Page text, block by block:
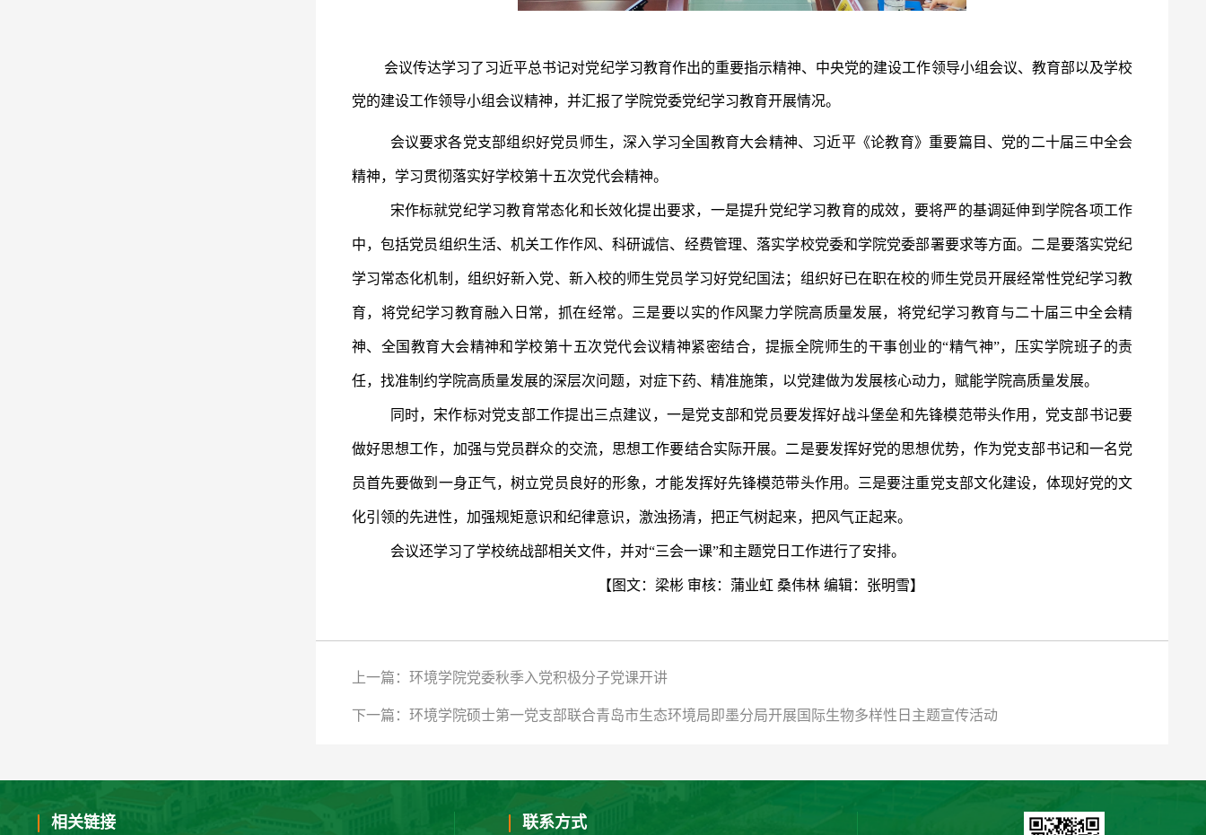
会议传达学习了习近平总书记对党纪学习教育作出的重要指示精神、中央党的建设工作领导小组会议、教育部以及学校
党的建设工作领导小组会议精神，并汇报了学院党委党纪学习教育开展情况。
会议要求各党支部组织好党员师生，深入学习全国教育大会精神、习近平《论教育》重要篇目、党的二十届三中全会
精神，学习贯彻落实好学校第十五次党代会精神。
宋作标就党纪学习教育常态化和长效化提出要求，一是提升党纪学习教育的成效，要将严的基调延伸到学院各项工作
中，包括党员组织生活、机关工作作风、科研诚信、经费管理、落实学校党委和学院党委部署要求等方面。二是要落实党纪
学习常态化机制，组织好新入党、新入校的师生党员学习好党纪国法；组织好已在职在校的师生党员开展经常性党纪学习教
育，将党纪学习教育融入日常，抓在经常。三是要以实的作风聚力学院高质量发展，将党纪学习教育与二十届三中全会精
神、全国教育大会精神和学校第十五次党代会议精神紧密结合，提振全院师生的干事创业的“精气神”，压实学院班子的责
任，找准制约学院高质量发展的深层次问题，对症下药、精准施策，以党建做为发展核心动力，赋能学院高质量发展。
同时，宋作标对党支部工作提出三点建议，一是党支部和党员要发挥好战斗堡垒和先锋模范带头作用，党支部书记要
做好思想工作，加强与党员群众的交流，思想工作要结合实际开展。二是要发挥好党的思想优势，作为党支部书记和一名党
员首先要做到一身正气，树立党员良好的形象，才能发挥好先锋模范带头作用。三是要注重党支部文化建设，体现好党的文
化引领的先进性，加强规矩意识和纪律意识，激浊扬清，把正气树起来，把风气正起来。
会议还学习了学校统战部相关文件，并对“三会一课”和主题党日工作进行了安排。
【图文： 梁彬 审核：蒲业虹 桑伟林 编辑：张明雪】
上一篇：环境学院党委秋季入党积极分子党课开讲
下一篇：环境学院硕士第一党支部联合青岛市生态环境局即墨分局开展国际生物多样性日主题宣传活动
相关链接 联系方式